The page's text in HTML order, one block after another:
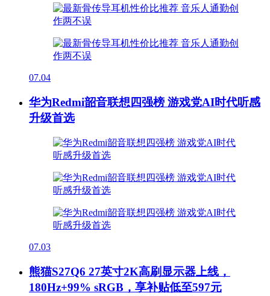
07.04
华为Redmi韶音联想四强榜 游戏党AI时代听感
升级首选
07.03
熊猫S27Q6 27英寸2K高刷显示器上线，
180Hz+99% sRGB，享补贴低至597元